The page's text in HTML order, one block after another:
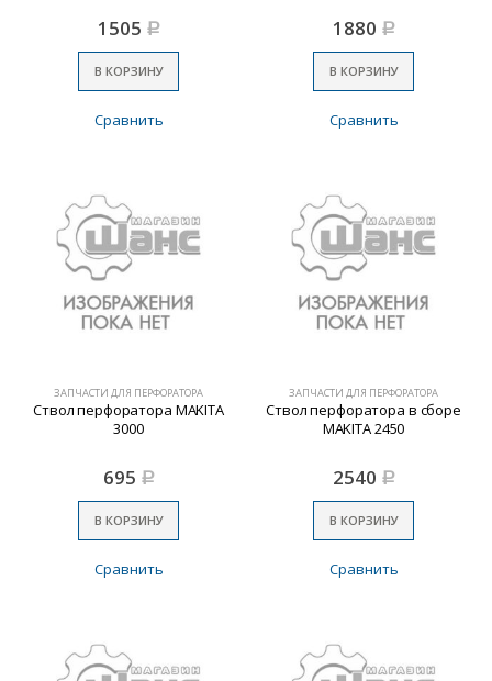
1505 Р
В КОРЗИНУ
Сравнить
1880 Р
В КОРЗИНУ
Сравнить
ЗАПЧАСТИ ДЛЯ ПЕРФОРАТОРА
Ствол перфоратора MAKITA
3000
695 Р
В КОРЗИНУ
Сравнить
ЗАПЧАСТИ ДЛЯ ПЕРФОРАТОРА
Ствол перфоратора в сборе
MAKITA 2450
2540 Р
В КОРЗИНУ
Сравнить